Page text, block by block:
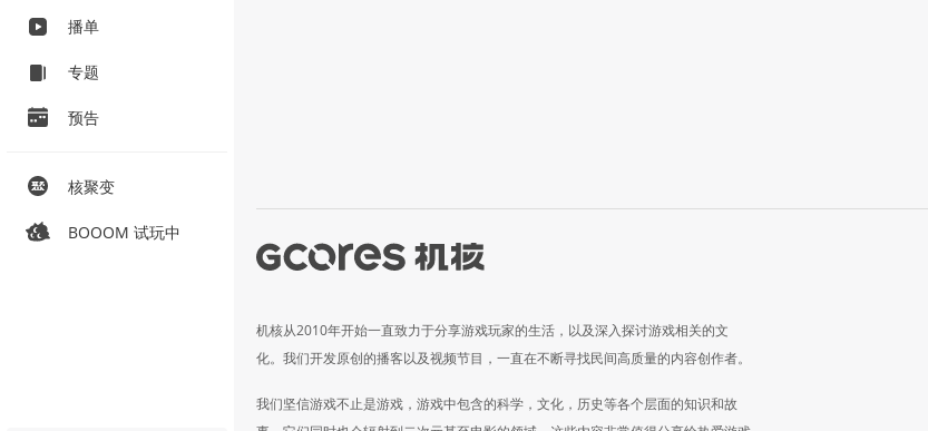
播单
专题
预告
核聚变
BOOOM 试玩中
机核从2010年开始一直致力于分享游戏玩家的生活，以及深入探讨游戏相关的文
化。我们开发原创的播客以及视频节目，一直在不断寻找民间高质量的内容创作者。
我们坚信游戏不止是游戏，游戏中包含的科学，文化，历史等各个层面的知识和故